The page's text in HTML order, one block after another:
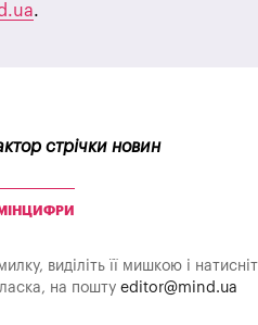
.
стрічки новин
МІНЦИФРИ
виділіть її мишкою і
на пошту editor@mind.ua